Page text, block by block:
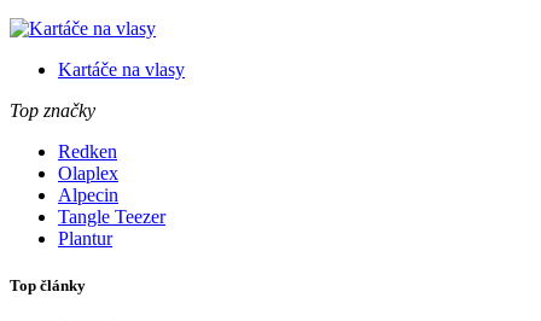
Kartáče na vlasy
Top značky
Redken
Olaplex
Alpecin
Tangle Teezer
Plantur
Top články